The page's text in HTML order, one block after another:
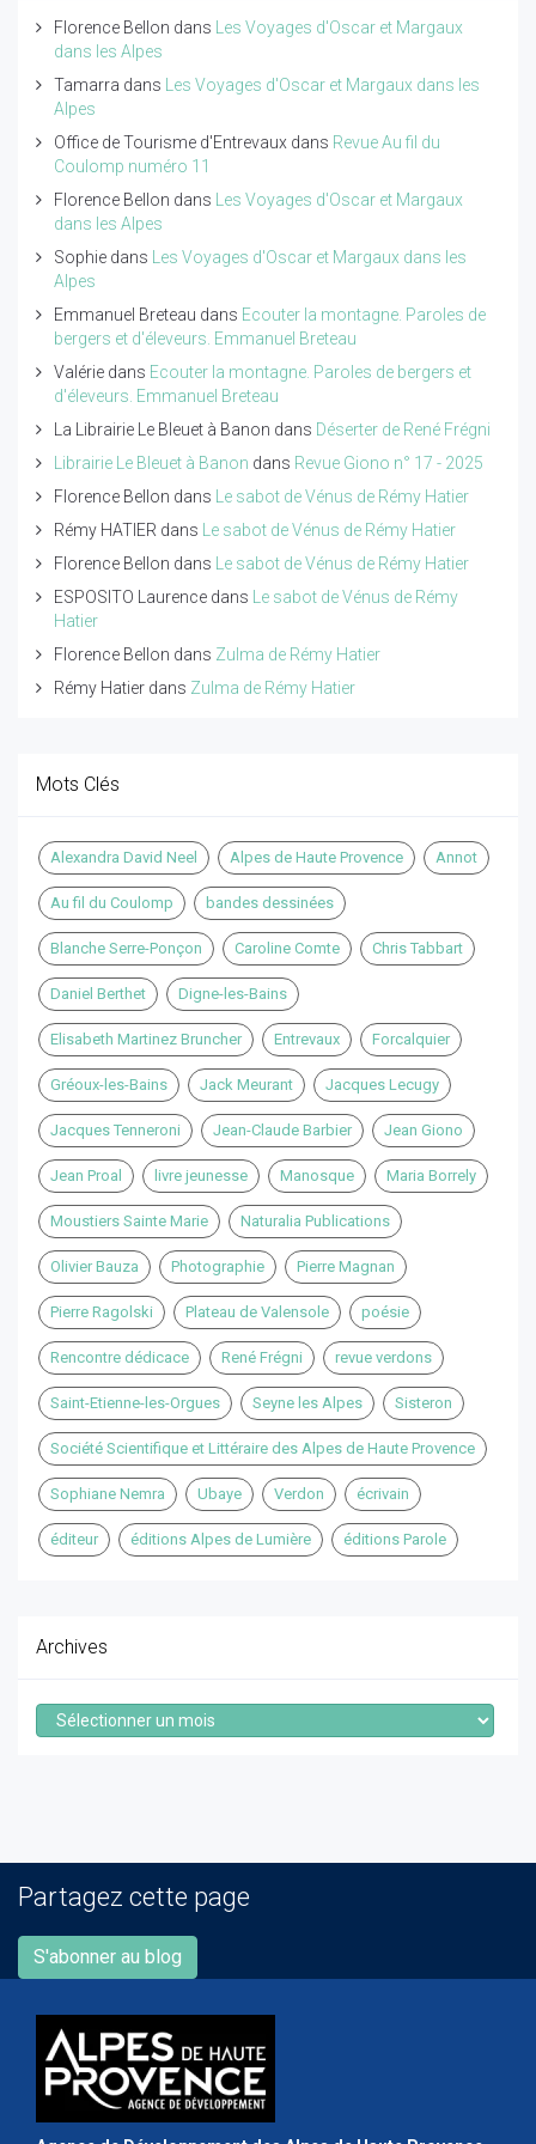
Florence Bellon dans Les Voyages d'Oscar et Margaux
dans les Alpes
Tamarra dans Les Voyages d'Oscar et Margaux dans les
Alpes
Office de Tourisme d'Entrevaux dans Revue Au fil du
Coulomp numéro 11
Florence Bellon dans Les Voyages d'Oscar et Margaux
dans les Alpes
Sophie dans Les Voyages d'Oscar et Margaux dans les
Alpes
Emmanuel Breteau dans Ecouter la montagne. Paroles de
bergers et d'éleveurs. Emmanuel Breteau
Valérie dans Ecouter la montagne. Paroles de bergers et
d'éleveurs. Emmanuel Breteau
La Librairie Le Bleuet à Banon dans Déserter de René Frégni
Librairie Le Bleuet à Banon dans Revue Giono n° 17 - 2025
Florence Bellon dans Le sabot de Vénus de Rémy Hatier
Rémy HATIER dans Le sabot de Vénus de Rémy Hatier
Florence Bellon dans Le sabot de Vénus de Rémy Hatier
ESPOSITO Laurence dans Le sabot de Vénus de Rémy
Hatier
Florence Bellon dans Zulma de Rémy Hatier
Rémy Hatier dans Zulma de Rémy Hatier
Mots Clés
Alexandra David Neel Alpes de Haute Provence Annot
Au fil du Coulomp bandes dessinées
Blanche Serre-Ponçon Caroline Comte Chris Tabbart
Daniel Berthet Digne-les-Bains
Elisabeth Martinez Bruncher Entrevaux Forcalquier
Gréoux-les-Bains Jack Meurant Jacques Lecugy
Jacques Tenneroni Jean-Claude Barbier Jean Giono
Jean Proal livre jeunesse Manosque Maria Borrely
Moustiers Sainte Marie Naturalia Publications
Olivier Bauza Photographie Pierre Magnan
Pierre Ragolski Plateau de Valensole poésie
Rencontre dédicace René Frégni revue verdons
Saint-Etienne-les-Orgues Seyne les Alpes Sisteron
Société Scientifique et Littéraire des Alpes de Haute Provence
Sophiane Nemra Ubaye Verdon écrivain
éditeur éditions Alpes de Lumière éditions Parole
Archives
Archives
Partagez cette page
S'abonner au blog